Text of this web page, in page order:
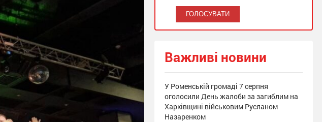
Важливі новини
У Роменській громаді 7 серпня
оголосили День жалоби за загиблим на
Харківщині військовим Русланом
Назаренком